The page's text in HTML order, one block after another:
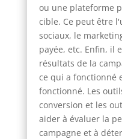
ou une plateforme
cible. Ce peut être
sociaux, le
payée, etc. Enfin, il
résultats de la
ce qui a fonctionné
fonctionné. Les
conversion et les
aider à évaluer la
campagne et à